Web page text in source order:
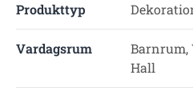
Produkttyp
Vardagsrum
Barnrum,
Hall